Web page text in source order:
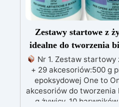
Zestawy startowe z
idealne do tworzenia
Nr 1. Zestaw
+ 29 akcesoriów:500 g
epoksydowej One to
akcesoriów do
g żywicy, 10